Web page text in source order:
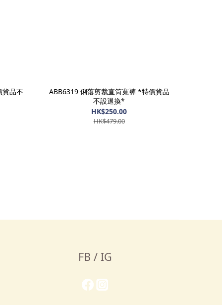
貨品不
ABB6319 俐落剪裁直筒寬褲 *特價貨品
不設退換*
HK$250.00
HK$479.00
FB / IG